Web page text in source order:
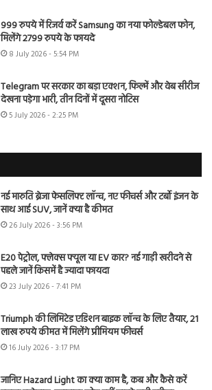
999 रुपये में रिजर्व करें Samsung का नया फोल्डेबल फोन,
मिलेंगे 2799 रुपये के फायदे
8 July 2026 - 5:54 PM
Telegram पर सरकार का बड़ा एक्शन, फिल्में और वेब सीरीज
देखना पड़ेगा भारी, तीन दिनों में दूसरा नोटिस
5 July 2026 - 2:25 PM
नई मारुति ब्रेजा फेसलिफ्ट लॉन्च, नए फीचर्स और टर्बो इंजन के
साथ आई SUV, जानें क्या है कीमत
26 July 2026 - 3:56 PM
E20 पेट्रोल, फ्लेक्स फ्यूल या EV कार? नई गाड़ी खरीदने से
पहले जानें किसमें है ज्यादा फायदा
23 July 2026 - 7:41 PM
Triumph की लिमिटेड एडिशन बाइक लॉन्च के लिए तैयार, 21
लाख रुपये कीमत में मिलेंगे प्रीमियम फीचर्स
16 July 2026 - 3:17 PM
जानिए Hazard Light का क्या काम है, कब और कैसे करें